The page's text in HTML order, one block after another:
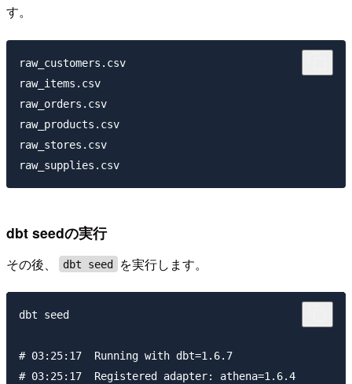
す。
raw_customers.csv
raw_items.csv
raw_orders.csv
raw_products.csv
raw_stores.csv
dbt seedの実行
その後、 dbt seed を実行します。
dbt seed
# 03:25:17  Running with dbt=1.6.7
# 03:25:17  Registered adapter: athena=1.6.4